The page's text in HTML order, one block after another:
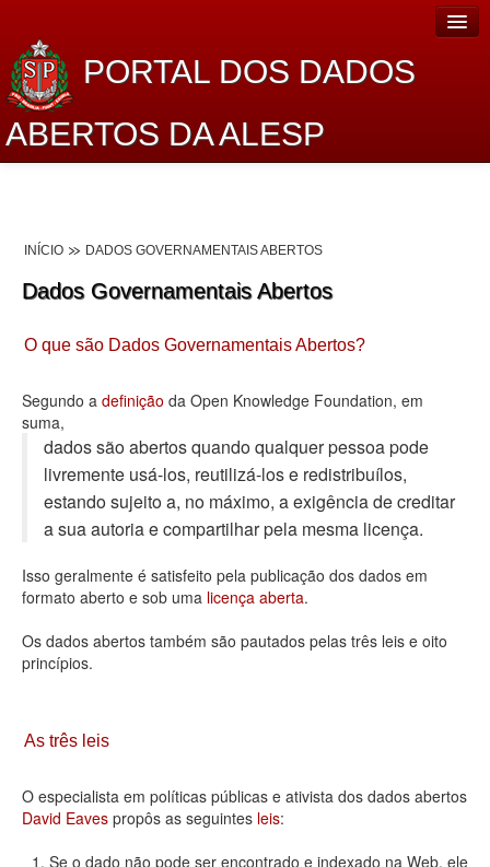
PORTAL DOS DADOS
ABERTOS DA ALESP
Lei de Acesso à Informação
Dados Governamentais Abertos
Planejamento
Catálogo de dados
Processo Legislativo
Deputados Estaduais
Administração
Legislação
Agenda
Contato
INÍCIO DADOS GOVERNAMENTAIS ABERTOS
Dados Governamentais Abertos
O que são Dados Governamentais Abertos?
Segundo a definição da Open Knowledge Foundation, em
suma,
dados são abertos quando qualquer pessoa pode
livremente usá-los, reutilizá-los e redistribuí­los,
estando sujeito a, no máximo, a exigência de creditar
a sua autoria e compartilhar pela mesma licença.
Isso geralmente é satisfeito pela publicação dos dados em
formato aberto e sob uma licença aberta.
Os dados abertos também são pautados pelas três leis e oito
princípios.
As três leis
O especialista em políticas públicas e ativista dos dados abertos
David Eaves propôs as seguintes leis:
Se o dado não pode ser encontrado e indexado na Web, ele